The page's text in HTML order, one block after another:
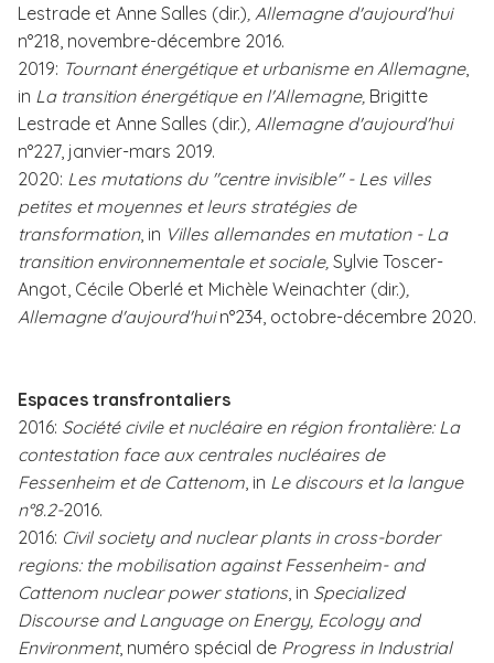
Lestrade et Anne Salles (dir.), Allemagne d'aujourd'hui
n°218, novembre-décembre 2016.
2019: Tournant énergétique et urbanisme en Allemagne,
in La transition énergétique en l'Allemagne, Brigitte
Lestrade et Anne Salles (dir.), Allemagne d'aujourd'hui
n°227, janvier-mars 2019.
2020: Les mutations du "centre invisible" - Les villes
petites et moyennes et leurs stratégies de
transformation, in Villes allemandes en mutation - La
transition environnementale et sociale, Sylvie Toscer-
Angot, Cécile Oberlé et Michèle Weinachter (dir.),
Allemagne d'aujourd'huin°234, octobre-décembre 2020.
Espaces transfrontaliers
2016: Société civile et nucléaire en région frontalière: La
contestation face aux centrales nucléaires de
Fessenheim et de Cattenom, in Le discours et la langue
n°8.2-2016.
2016: Civil society and nuclear plants in cross-border
regions: the mobilisation against Fessenheim- and
Cattenom nuclear power stations, in Specialized
Discourse and Language on Energy, Ecology and
Environment, numéro spécial de Progress in Industrial